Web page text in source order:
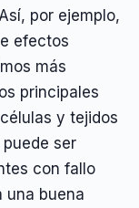
por ejemplo,
efectos
más
principales
y tejidos
ser
con fallo
una buena